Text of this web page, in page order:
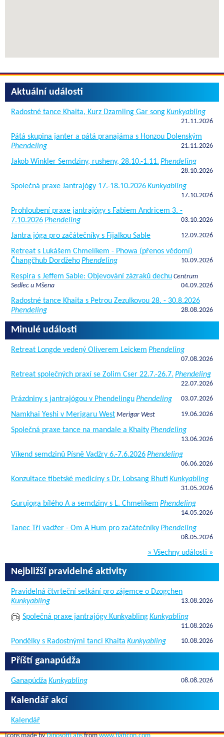
Aktuální události
Radostné tance Khaita, Kurz Dzamling Gar songKunkyabling
21.11.2026
Pátá skupina janter a pátá pranajáma s Honzou Dolenským
Phendeling
21.11.2026
Jakob Winkler Semdziny, rusheny, 28.10.-1.11. Phendeling
28.10.2026
Společná praxe Jantrajógy 17.-18.10.2026Kunkyabling
17.10.2026
Prohloubení praxe jantrajógy s Fabiem Andricem 3. -
7.10.2026Phendeling 03.10.2026
Jantra jóga pro začátečníky s Fijalkou Sable 12.09.2026
Retreat s Lukášem Chmelíkem - Phowa (přenos vědomí)
Čhangčhub DordžehoPhendeling 10.09.2026
Respira s Jeffem Sable: Objevování zázraků dechu Centrum
Sedlec u Mšena
04.09.2026
Radostné tance Khaita s Petrou Zezulkovou 28. - 30.8.2026
Phendeling
28.08.2026
Minulé události
Retreat Longde vedený Oliverem Leickem Phendeling
07.08.2026
Retreat společných praxí se Zolim Cser 22.7.-26.7. Phendeling
22.07.2026
Prázdniny s jantrajógou v PhendelinguPhendeling 03.07.2026
Namkhai Yeshi v Merigaru West Merigar West 19.06.2026
Společná praxe tance na mandale a KhaityPhendeling
13.06.2026
Víkend semdzinů Písně Vadžry 6.-7.6.2026Phendeling
06.06.2026
Konzultace tibetské medicíny s Dr. Lobsang Bhuti Kunkyabling
31.05.2026
Gurujoga bílého A a semdziny s L. Chmelíkem Phendeling
14.05.2026
Tanec Tří vadžer - Om A Hum pro začátečníkyPhendeling
08.05.2026
» Všechny události »
Nejbližší pravidelné aktivity
Pravidelná čtvrteční setkání pro zájemce o Dzogchen
Kunkyabling
13.08.2026
Společná praxe jantrajógy KunkyablingKunkyabling
11.08.2026
Pondělky s Radostnými tanci Khaita Kunkyabling 10.08.2026
Příští ganapúdža
Ganapúdža Kunkyabling 08.08.2026
Kalendář akcí
Kalendář